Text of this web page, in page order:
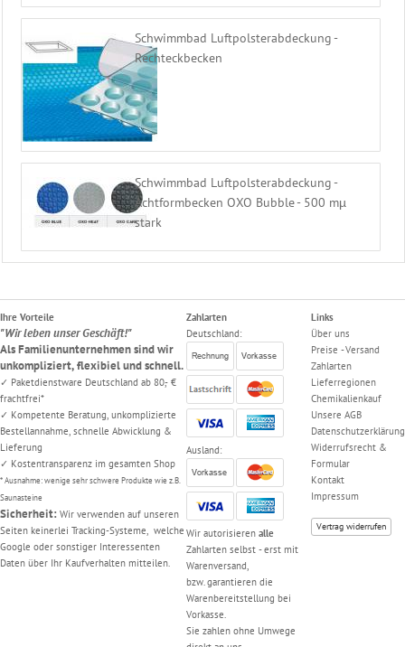
Schwimmbad Luftpolsterabdeckung -
Rechteckbecken
Schwimmbad Luftpolsterabdeckung -
Achtformbecken OXO Bubble - 500 mµ
stark
Ihre Vorteile
"Wir leben unser Geschäft!"
Als Familienunternehmen sind wir
unkompliziert, flexibiel und schnell.
✓ Paketdienstware Deutschland ab 80,- €
frachtfrei*
✓ Kompetente Beratung, unkomplizierte
Bestellannahme, schnelle Abwicklung &
Lieferung
✓ Kostentransparenz im gesamten Shop
* Ausnahme: wenige sehr schwere Produkte wie z.B.
Saunasteine
Sicherheit: Wir verwenden auf unseren
Seiten keinerlei Tracking-Systeme, welche
Google oder sonstiger Interessenten
Daten über Ihr Kaufverhalten mitteilen.
Zahlarten
Deutschland:
Ausland:
Wir autorisierenalle
Zahlarten selbst - erst mit
Warenversand,
bzw. garantieren die
Warenbereitstellung bei
Vorkasse.
Sie zahlen ohne Umwege
Links
Über uns
Preise - Versand
Zahlarten
Lieferregionen
Chemikalienkauf
Unsere AGB
Datenschutzerklärung
Widerrufsrecht &
Formular
Kontakt
Impressum
Vertrag widerrufen